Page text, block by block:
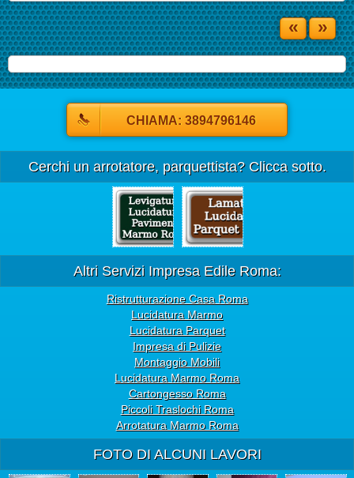
« »
CHIAMA: 3894796146
Cerchi un arrotatore, parquettista? Clicca sotto.
Altri Servizi Impresa Edile Roma:
Ristrutturazione Casa Roma
Lucidatura Marmo
Lucidatura Parquet
Impresa di Pulizie
Montaggio Mobili
Lucidatura Marmo Roma
Cartongesso Roma
Piccoli Traslochi Roma
Arrotatura Marmo Roma
FOTO DI ALCUNI LAVORI